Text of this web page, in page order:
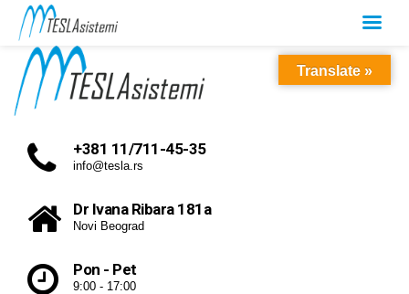
+381 11/711-45-35
info@tesla.rs
Dr Ivana Ribara 181a
Novi Beograd
Pon - Pet
9:00 - 17:00
Translate »